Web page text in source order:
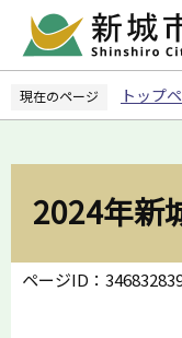
ペ
の
現在のページ トップ
2024年新
ページID：